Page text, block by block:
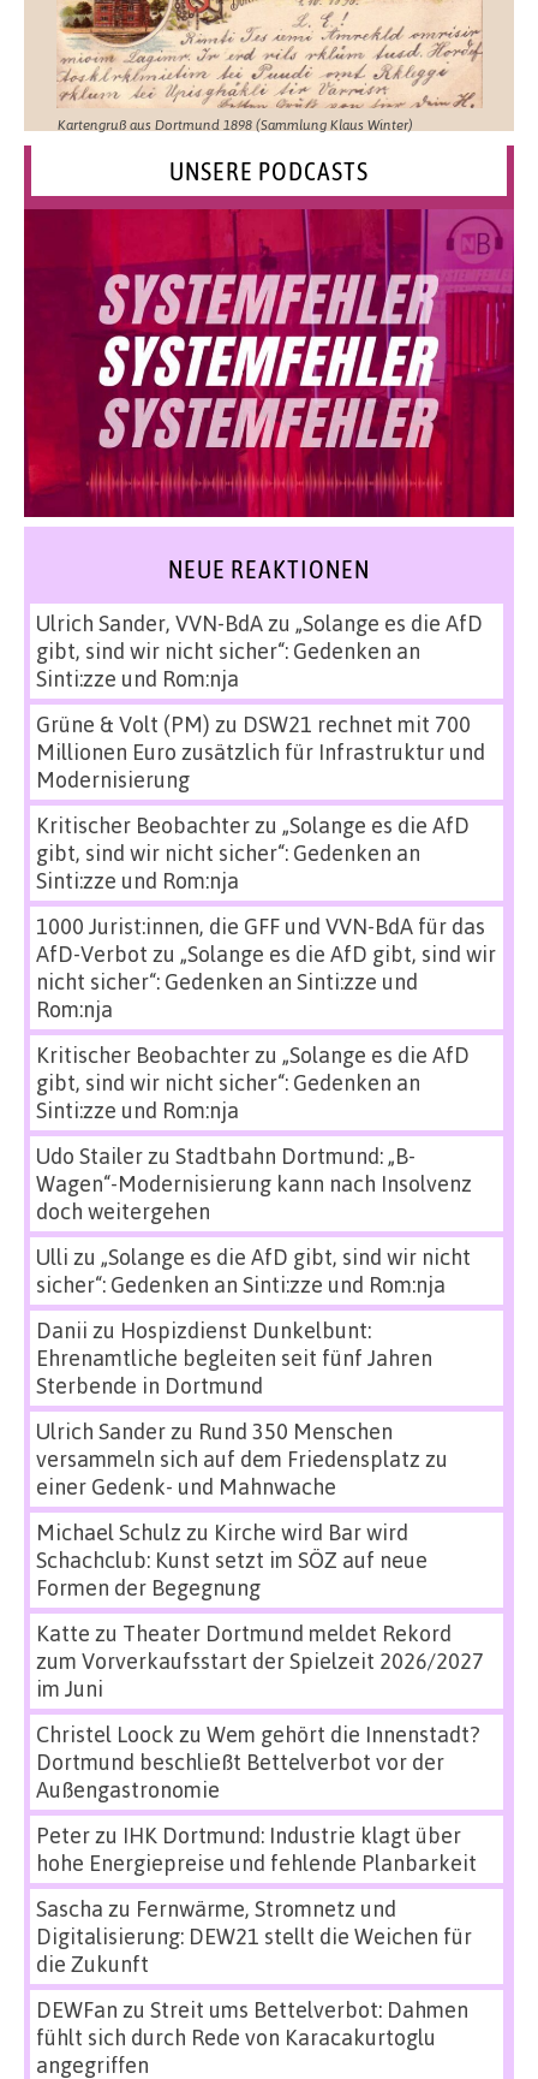
Kartengruß aus Dortmund 1898 (Sammlung Klaus Winter)
UNSERE PODCASTS
NEUE REAKTIONEN
Ulrich Sander, VVN-BdAzu „Solange es die AfD
gibt, sind wir nicht sicher“: Gedenken an
Sinti:zze und Rom:nja
Grüne & Volt (PM) zu DSW21 rechnet mit 700
Millionen Euro zusätzlich für Infrastruktur und
Modernisierung
Kritischer Beobachterzu „Solange es die AfD
gibt, sind wir nicht sicher“: Gedenken an
Sinti:zze und Rom:nja
1000 Jurist:innen, die GFF und VVN-BdA für das
AfD-Verbot zu „Solange es die AfD gibt, sind wir
nicht sicher“: Gedenken an Sinti:zze und
Rom:nja
Kritischer Beobachterzu „Solange es die AfD
gibt, sind wir nicht sicher“: Gedenken an
Sinti:zze und Rom:nja
Udo Stailerzu Stadtbahn Dortmund: „B-
Wagen“-Modernisierung kann nach Insolvenz
doch weitergehen
Ulli zu „Solange es die AfD gibt, sind wir nicht
sicher“: Gedenken an Sinti:zze und Rom:nja
Danii zu Hospizdienst Dunkelbunt:
Ehrenamtliche begleiten seit fünf Jahren
Sterbende in Dortmund
Ulrich Sanderzu Rund 350 Menschen
versammeln sich auf dem Friedensplatz zu
einer Gedenk- und Mahnwache
Michael Schulz zu Kirche wird Bar wird
Schachclub: Kunst setzt im SÖZ auf neue
Formen der Begegnung
Katte zu Theater Dortmund meldet Rekord
zum Vorverkaufsstart der Spielzeit 2026/2027
im Juni
Christel Loock zu Wem gehört die Innenstadt?
Dortmund beschließt Bettelverbot vor der
Außengastronomie
Peterzu IHK Dortmund: Industrie klagt über
hohe Energiepreise und fehlende Planbarkeit
Sascha zu Fernwärme, Stromnetz und
Digitalisierung: DEW21 stellt die Weichen für
die Zukunft
DEWFan zu Streit ums Bettelverbot: Dahmen
fühlt sich durch Rede von Karacakurtoglu
angegriffen